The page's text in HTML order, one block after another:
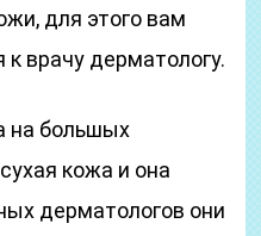
для этого вам
врачу дерматологу.
на большых
кожа и она
дерматологов они